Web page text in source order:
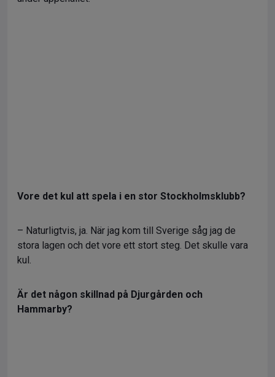
Vore det kul att spela i en stor Stockholmsklubb?
– Naturligtvis, ja. När jag kom till Sverige såg jag de
stora lagen och det vore ett stort steg. Det skulle vara
kul.
Är det någon skillnad på Djurgården och
Hammarby?